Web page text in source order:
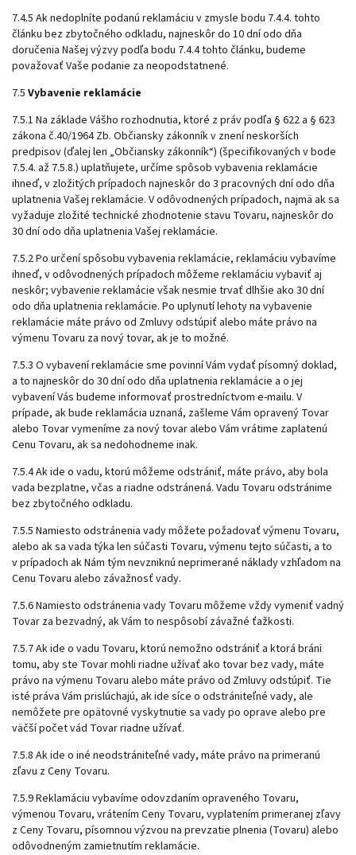
7.4.5 Ak nedoplníte podanú reklamáciu v zmysle bodu 7.4.4. tohto
článku bez zbytočného odkladu, najneskôr do 10 dní odo dňa
doručenia Našej výzvy podľa bodu 7.4.4tohto článku, budeme
považovať Vaše podanie za neopodstatnené.
7.5 Vybavenie reklamácie
7.5.1 Na základe Vášho rozhodnutia, ktoré z práv podľa § 622 a § 623
zákona č.40/1964 Zb. Občiansky zákonník v znení neskorších
predpisov (ďalej len „Občiansky zákonník“) (špecifikovaných v bode
7.5.4. až 7.5.8.) uplatňujete, určíme spôsob vybavenia reklamácie
ihneď, v zložitých prípadoch najneskôr do 3 pracovných dní odo dňa
uplatnenia Vašej reklamácie. V odôvodnených prípadoch, najmä ak sa
vyžaduje zložité technické zhodnotenie stavu Tovaru, najneskôr do
30 dní odo dňa uplatnenia Vašej reklamácie.
7.5.2 Po určení spôsobu vybavenia reklamácie, reklamáciu vybavíme
ihneď, v odôvodnených prípadoch môžeme reklamáciu vybaviť aj
neskôr; vybavenie reklamácie však nesmie trvať dlhšie ako 30 dní
odo dňa uplatnenia reklamácie. Po uplynutí lehoty na vybavenie
reklamácie máte právo od Zmluvy odstúpiť alebo máte právo na
výmenu Tovaru za nový tovar, ak je to možné.
7.5.3 O vybavení reklamácie sme povinní Vám vydať písomný doklad,
a to najneskôr do 30 dní odo dňa uplatnenia reklamácie a o jej
vybavení Vás budeme informovať prostredníctvom e-mailu. V
prípade, ak bude reklamácia uznaná, zašleme Vám opravený Tovar
alebo Tovar vymeníme za nový tovar alebo Vám vrátime zaplatenú
Cenu Tovaru, ak sa nedohodneme inak.
7.5.4 Ak ide o vadu, ktorú môžeme odstrániť, máte právo, aby bola
vada bezplatne, včas a riadne odstránená. Vadu Tovaru odstránime
bez zbytočného odkladu.
7.5.5 Namiesto odstránenia vady môžete požadovať výmenu Tovaru,
alebo ak sa vada týka len súčasti Tovaru, výmenu tejto súčasti, a to
v prípadoch ak Nám tým nevzniknú neprimerané náklady vzhľadom na
Cenu Tovaru alebo závažnosť vady.
7.5.6 Namiesto odstránenia vady Tovaru môžeme vždy vymeniť vadný
Tovar za bezvadný, ak Vám to nespôsobí závažné ťažkosti.
7.5.7 Ak ide o vadu Tovaru, ktorú nemožno odstrániť a ktorá bráni
tomu, aby ste Tovar mohli riadne užívať ako tovar bez vady, máte
právo na výmenu Tovaru alebo máte právo od Zmluvy odstúpiť. Tie
isté práva Vám prislúchajú, ak ide síce o odstrániteľné vady, ale
nemôžete pre opätovné vyskytnutie sa vady po oprave alebo pre
väčší počet vád Tovar riadne užívať.
7.5.8 Ak ide o iné neodstrániteľné vady, máte právo na primeranú
zľavu z Ceny Tovaru.
7.5.9 Reklamáciu vybavíme odovzdaním opraveného Tovaru,
výmenou Tovaru, vrátením Ceny Tovaru, vyplatením primeranej zľavy
z Ceny Tovaru, písomnou výzvou na prevzatie plnenia (Tovaru) alebo
odôvodneným zamietnutím reklamácie.